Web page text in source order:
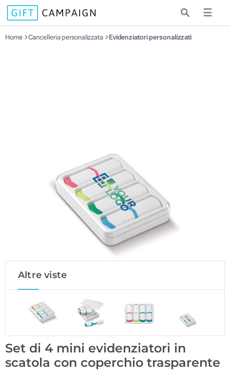
☰
Home Cancelleria personalizzata Evidenziatori personalizzati
Altre viste
Set di 4 mini evidenziatori in
scatola con coperchio trasparente